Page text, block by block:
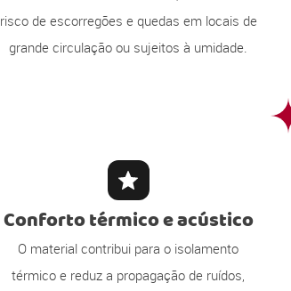
risco de escorregões e quedas em locais de
grande circulação ou sujeitos à umidade.
Conforto térmico e acústico
O material contribui para o isolamento
térmico e reduz a propagação de ruídos,